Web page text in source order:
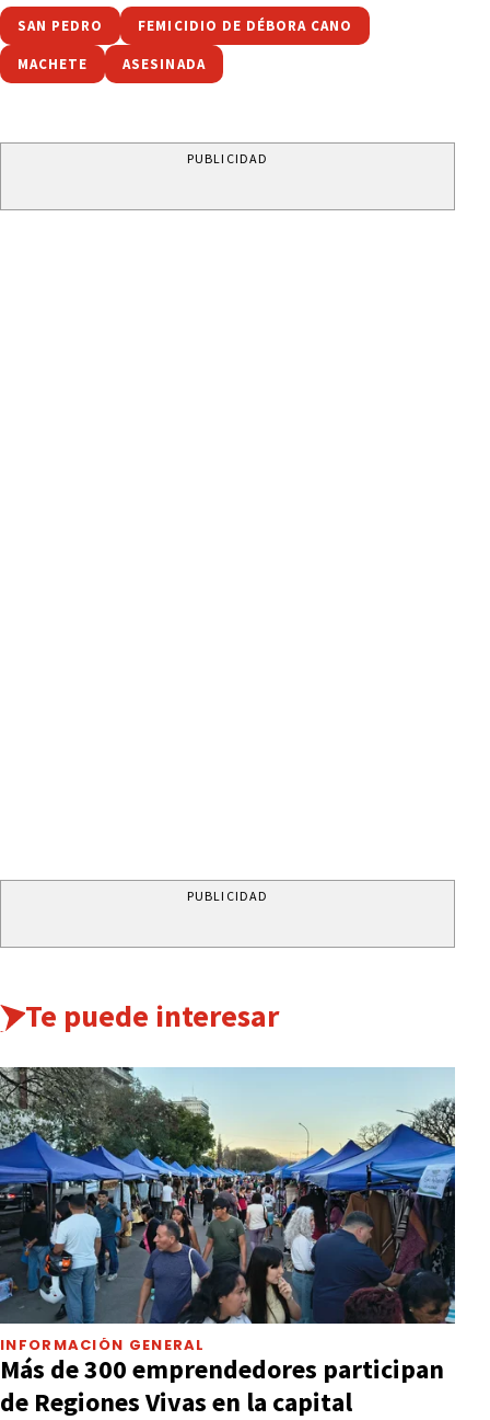
SAN PEDRO FEMICIDIO DE DÉBORA CANO
MACHETE ASESINADA
PUBLICIDAD
PUBLICIDAD
Te puede interesar
INFORMACIÓN GENERAL
Más de 300 emprendedores participan
de Regiones Vivas en la capital